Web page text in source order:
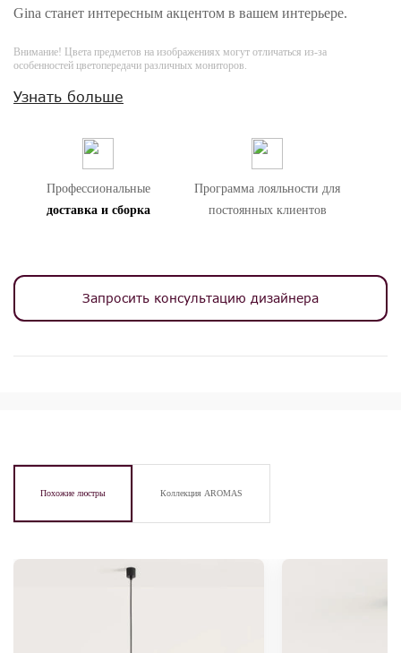
Gina станет интересным акцентом в вашем интерьере.
Внимание! Цвета предметов на изображениях могут отличаться из-за
особенностей цветопередачи различных мониторов.
Узнать больше
Профессиональные
доставка и сборка
Программа лояльности для
постоянных клиентов
Запросить консультацию дизайнера
Похожие люстры Коллекция AROMAS